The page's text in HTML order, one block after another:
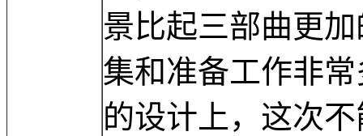
景比起三部曲更
集和准备工作非
的设计上，这次